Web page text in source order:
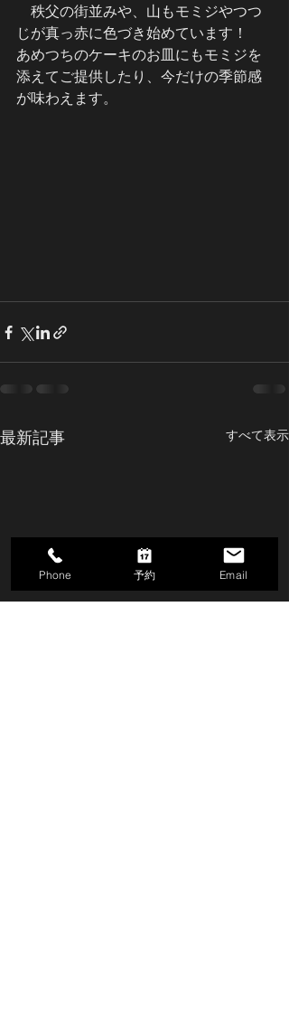
秩父の街並みや、山もモミジやつつ
じが真っ赤に色づき始めています！
あめつちのケーキのお皿にもモミジを
添えてご提供したり、今だけの季節感
が味わえます。
最新記事 すべて表示
Phone 予約 Email